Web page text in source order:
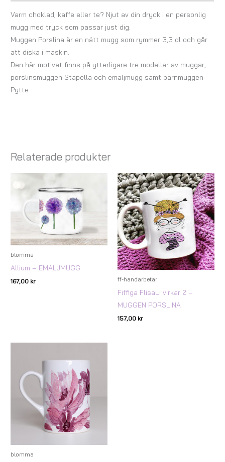
Varm choklad, kaffe eller te? Njut av din dryck i en personlig
mugg med tryck som passar just dig.
Muggen Porslina är en nätt mugg som rymmer 3,3 dl och går
att diska i maskin.
Den här motivet finns på ytterligare tre modeller av muggar,
porslinsmuggen Stapella och emaljmugg samt barnmuggen
Pytte
Relaterade produkter
blomma
Allium – EMALJMUGG
167,00 kr ff-handarbetar
Fiffiga FlisaLi virkar 2 –
MUGGEN PORSLINA
157,00 kr
blomma